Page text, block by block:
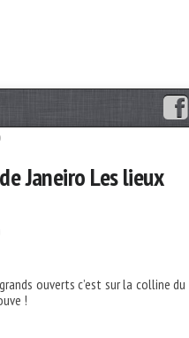
Janeiro Les lieux
ouverts c’est sur la colline du
!